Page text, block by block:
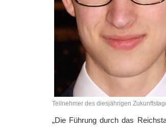
Teilnehmer des diesjährigen
„Die Führung durch das